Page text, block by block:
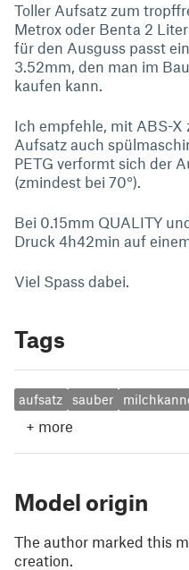
Toller Aufsatz zum
Metrox oder Benta 2
für den Ausguss passt
3.52mm, den man im
kaufen kann.
Ich empfehle, mit ABS-X
Aufsatz auch
PETG verformt sich der
(zmindest bei 70°).
Bei 0.15mm QUALITY
Druck 4h42min auf
Viel Spass dabei.
Tags
aufsatz sauber
+ more
Model origin
The author marked this
creation.